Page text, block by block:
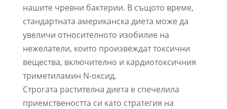
нашите чревни бактерии. В същото време,
стандартната американска диета може да
увеличи относителното изобилие на
нежелатели, които произвеждат токсични
вещества, включително и кардиотоксичния
триметиламин N-оксид.
Строгата растителна диета е спечелила
приемствеността си като стратегия на